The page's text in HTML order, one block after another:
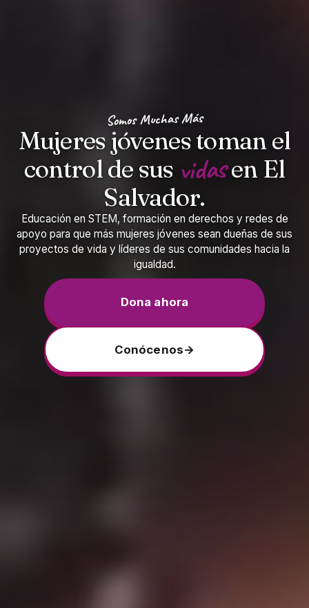
Somos Muchas Más
Mujeres jóvenes toman el
control de sus vidasen El
Salvador.
Educación en STEM, formación en derechos y redes de
apoyo para que más mujeres jóvenes sean dueñas de sus
proyectos de vida y líderes de sus comunidades hacia la
igualdad.
Dona ahora
Conócenos